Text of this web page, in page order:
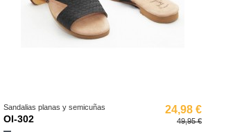
Sandalias planas y semicuñas
OI-302
24,98 €
49,95 €